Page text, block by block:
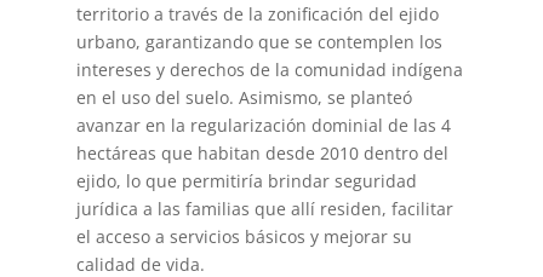
territorio a través de la zonificación del ejido
urbano, garantizando que se contemplen los
intereses y derechos de la comunidad indígena
en el uso del suelo. Asimismo, se planteó
avanzar en la regularización dominial de las 4
hectáreas que habitan desde 2010 dentro del
ejido, lo que permitiría brindar seguridad
jurídica a las familias que allí residen, facilitar
el acceso a servicios básicos y mejorar su
calidad de vida.